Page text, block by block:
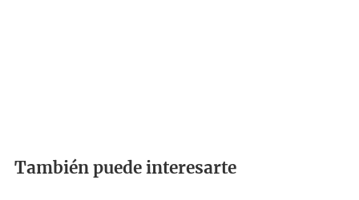
También puede interesarte